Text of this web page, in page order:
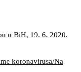
u BiH, 19. 6. 2020.
koronavirusa/Na